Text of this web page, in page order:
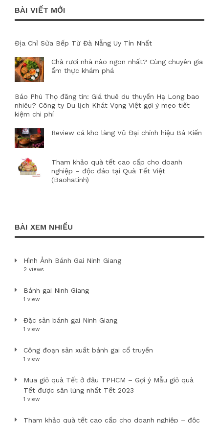
BÀI VIẾT MỚI
Địa Chỉ Sửa Bếp Từ Đà Nẵng Uy Tín Nhất
Chả rươi nhà nào ngon nhất? Cùng chuyên gia
ẩm thực khám phá
Báo Phú Thọ đăng tin: Giá thuê du thuyền Hạ Long bao
nhiêu? Công ty Du lịch Khát Vọng Việt gợi ý mẹo tiết
kiệm chi phí
Review cá kho làng Vũ Đại chính hiệu Bá Kiến
Tham khảo quà tết cao cấp cho doanh
nghiệp – độc đáo tại Quà Tết Việt
(Baohatinh)
BÀI XEM NHIỀU
Hình Ảnh Bánh Gai Ninh Giang
2 views
Bánh gai Ninh Giang
1 view
Đặc sản bánh gai Ninh Giang
1 view
Công đoạn sản xuất bánh gai cổ truyền
1 view
Mua giỏ quà Tết ở đâu TPHCM – Gợi ý Mẫu giỏ quà
Tết được săn lùng nhất Tết 2023
1 view
Tham khảo quà tết cao cấp cho doanh nghiệp – độc